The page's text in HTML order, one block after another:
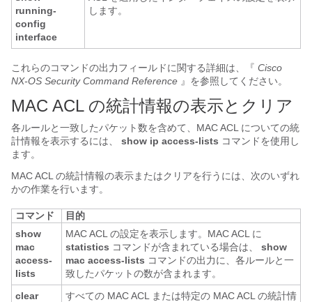
running-
config
interface
します。
これらのコマンドの出力フィールドに関する詳細は、『 Cisco
NX-OS Security Command Reference 』を参照してください。
MAC ACL の統計情報の表示とクリア
各ルールと一致したパケット数を含めて、MAC ACL についての統
計情報を表示するには、
show ip access-lists コマンドを使用し
ます。
MAC ACL の統計情報の表示またはクリアを行うには、次のいずれ
かの作業を行います。
コマンド
目的
show
mac
access-
lists
MAC ACL の設定を表示します。MAC ACL に
statistics コマンドが含まれている場合は、
show
mac access-lists コマンドの出力に、各ルールと一
致したパケットの数が含まれます。
clear
すべての MAC ACL または特定の MAC ACL の統計情